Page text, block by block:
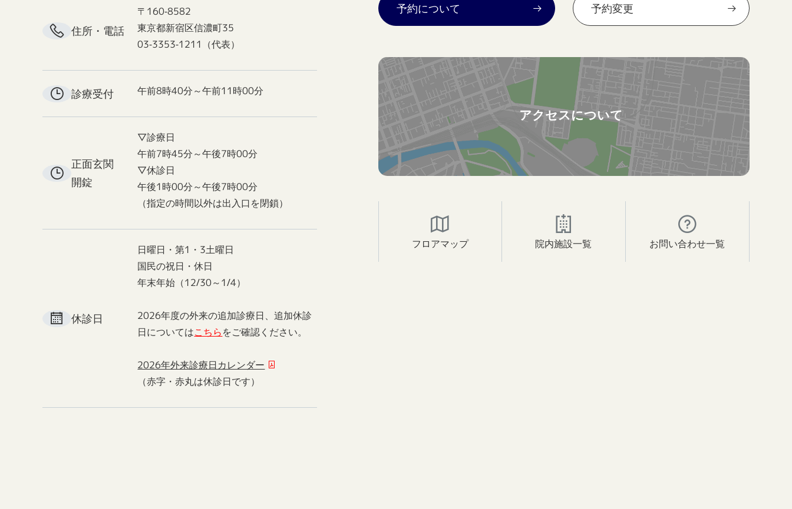
住所・電話
〒160-8582
東京都新宿区信濃町35
03-3353-1211（代表）
診療受付 午前8時40分～午前11時00分
正面玄関
開錠
▽診療日
午前7時45分～午後7時00分
▽休診日
午後1時00分～午後7時00分
（指定の時間以外は出入口を閉鎖）
休診日
日曜日・第1・3土曜日
国民の祝日・休日
年末年始（12/30～1/4）
2026年度の外来の追加診療日、追加休診
日についてはこちらをご確認ください。
2026年外来診療日カレンダー
（赤字・赤丸は休診日です）
予約について 予約変更
アクセスについて
フロアマップ 院内施設一覧 お問い合わせ一覧